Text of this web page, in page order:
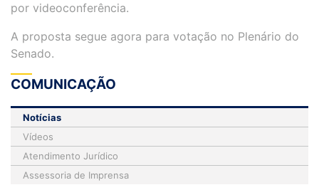
por videoconferência.
A proposta segue agora para votação no Plenário do
Senado.
COMUNICAÇÃO
Notícias
Vídeos
Atendimento Jurídico
Assessoria de Imprensa